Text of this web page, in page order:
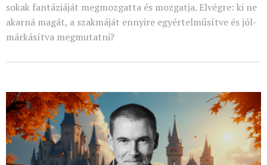
sokak fantáziáját megmozgatta és mozgatja. Elvégre: ki ne
akarná magát, a szakmáját ennyire egyértelműsítve és jól-
márkásítva megmutatni?